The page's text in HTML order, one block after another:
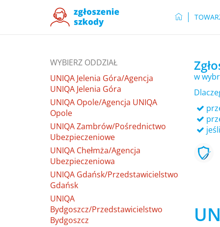
WYBIERZ ODDZIAŁ
UNIQA Jelenia Góra/Agencja
UNIQA Jelenia Góra
UNIQA Opole/Agencja UNIQA
Opole
UNIQA Zambrów/Pośrednictwo
Ubezpieczeniowe
UNIQA Chełmża/Agencja
Ubezpieczeniowa
UNIQA Gdańsk/Przedstawicielstwo
Gdańsk
UNIQA
Bydgoszcz/Przedstawicielstwo
Bydgoszcz
w